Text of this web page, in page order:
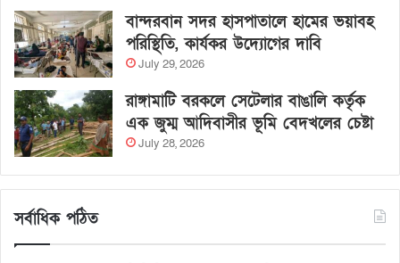
বান্দরবান সদর হাসপাতালে হামের ভয়াবহ
পরিস্থিতি, কার্যকর উদ্যোগের দাবি
July 29, 2026
রাঙ্গামাটি বরকলে সেটেলার বাঙালি কর্তৃক
এক জুম্ম আদিবাসীর ভূমি বেদখলের চেষ্টা
July 28, 2026
সর্বাধিক পঠিত